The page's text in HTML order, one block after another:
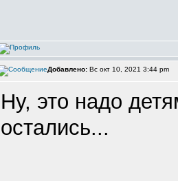
Добавлено: Вс окт 10, 2021 3:44 pm
Ну, это надо
остались...